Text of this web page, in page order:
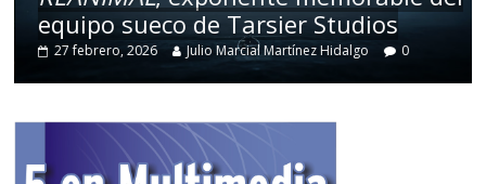
equipo sueco de Tarsier Studios
27 febrero, 2026 Julio Marcial Martínez Hidalgo 0